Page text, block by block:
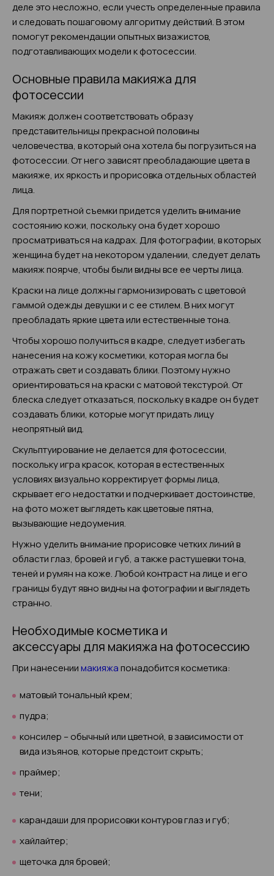
деле это несложно, если учесть определенные правила
и следовать пошаговому алгоритму действий. В этом
помогут рекомендации опытных визажистов,
подготавливающих модели к фотосессии.
Основные правила макияжа для
фотосессии
Макияж должен соответствовать образу
представительницы прекрасной половины
человечества, в который она хотела бы погрузиться на
фотосессии. От него зависят преобладающие цвета в
макияже, их яркость и прорисовка отдельных областей
лица.
Для портретной съемки придется уделить внимание
состоянию кожи, поскольку она будет хорошо
просматриваться на кадрах. Для фотографии, в которых
женщина будет на некотором удалении, следует делать
макияж поярче, чтобы были видны все ее черты лица.
Краски на лице должны гармонизировать с цветовой
гаммой одежды девушки и с ее стилем. В них могут
преобладать яркие цвета или естественные тона.
Чтобы хорошо получиться в кадре, следует избегать
нанесения на кожу косметики, которая могла бы
отражать свет и создавать блики. Поэтому нужно
ориентироваться на краски с матовой текстурой. От
блеска следует отказаться, поскольку в кадре он будет
создавать блики, которые могут придать лицу
неопрятный вид.
Скульптуирование не делается для фотосессии,
поскольку игра красок, которая в естественных
условиях визуально корректирует формы лица,
скрывает его недостатки и подчеркивает достоинстве,
на фото может выглядеть как цветовые пятна,
вызывающие недоумения.
Нужно уделить внимание прорисовке четких линий в
области глаз, бровей и губ, а также растушевки тона,
теней и румян на коже. Любой контраст на лице и его
границы будут явно видны на фотографии и выглядеть
странно.
Необходимые косметика и
аксессуары для макияжа на фотосессию
При нанесениимакияжапонадобится косметика:
матовый тональный крем;
пудра;
консилер – обычный или цветной, в зависимости от
вида изъянов, которые предстоит скрыть;
праймер;
тени;
карандаши для прорисовки контуров глаз и губ;
хайлайтер;
щеточка для бровей;